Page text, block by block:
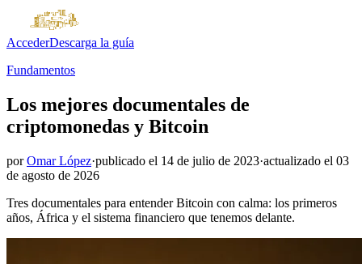
AccederDescarga la guía
Fundamentos
Los mejores documentales de
criptomonedas y Bitcoin
por Omar López·publicado el 14 de julio de 2023·actualizado el 03
de agosto de 2026
Tres documentales para entender Bitcoin con calma: los primeros
años, África y el sistema financiero que tenemos delante.